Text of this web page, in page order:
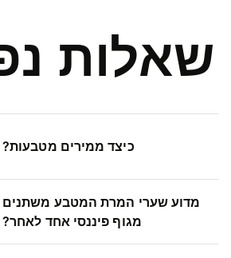
שאלות
כיצד ממירים מטבעות?
מדוע שערי המרת המטבע משתנים
מגוף פיננסי אחד לאחר?